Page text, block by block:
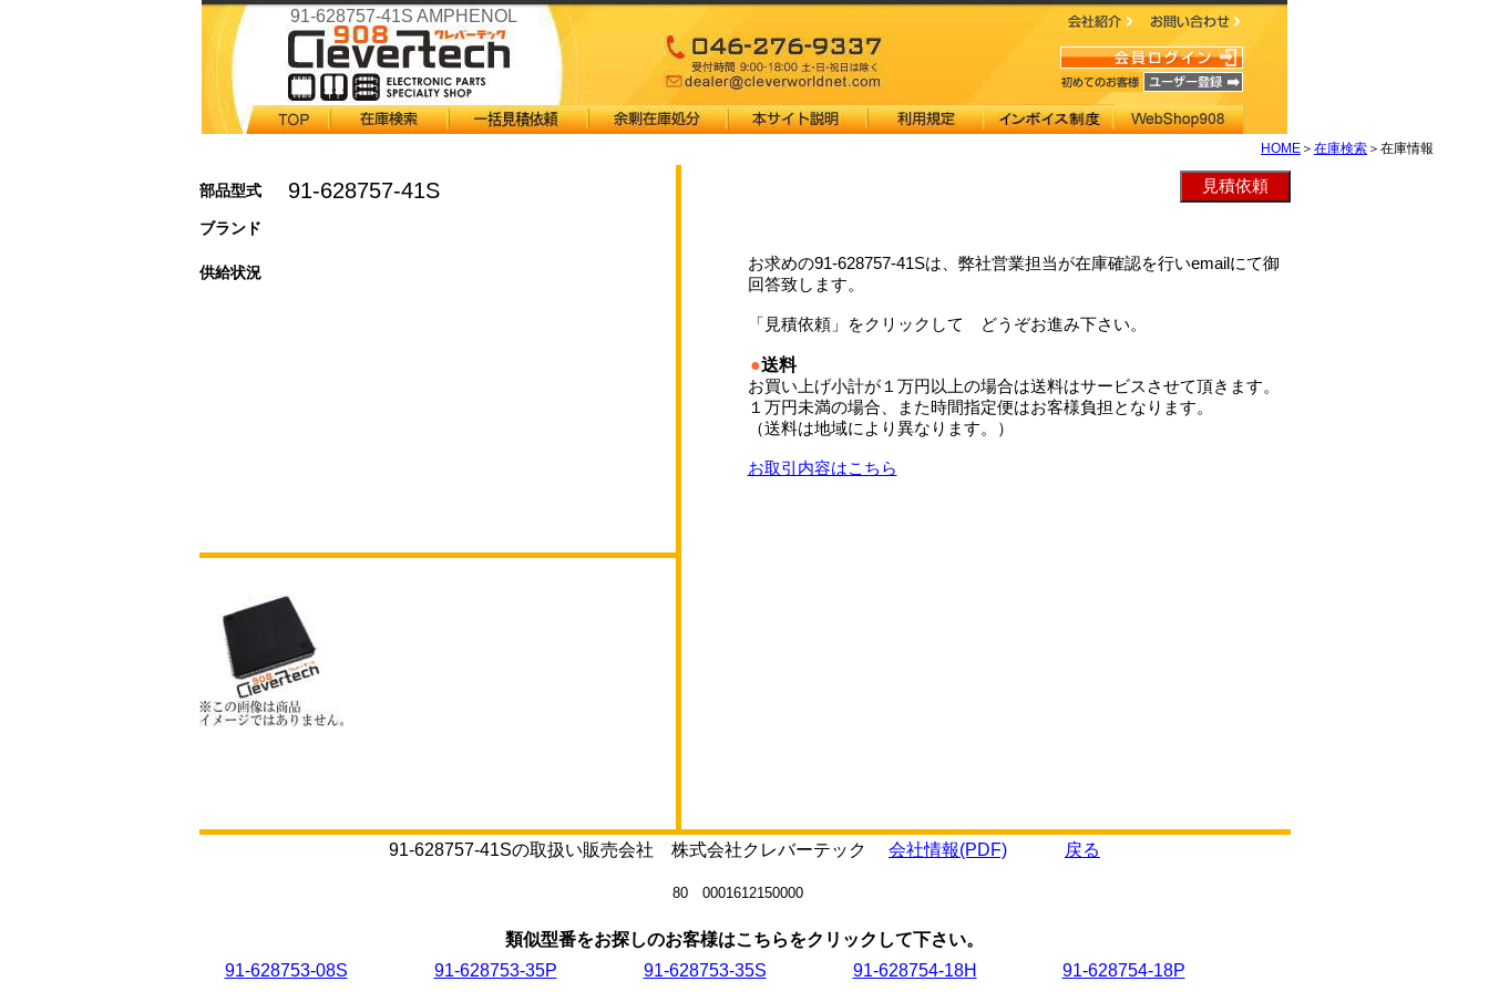
91-628757-41S AMPHENOL
HOME ＞ 在庫検索 ＞在庫情報
部品型式 91-628757-41S
ブランド
供給状況
お求めの91-628757-41Sは、弊社営業担当が在庫確認を行いemailにて御
回答致します。
「見積依頼」をクリックして どうぞお進み下さい。
●送料
お買い上げ小計が１万円以上の場合は送料はサービスさせて頂きます。
１万円未満の場合、また時間指定便はお客様負担となります。
（送料は地域により異なります。）
お取引内容はこちら
91-628757-41Sの取扱い販売会社 株式会社クレバーテック 会社情報(PDF) 戻る
80 0001612150000
類似型番をお探しのお客様はこちらをクリックして下さい。
91-628753-08S
91-628753-35P 91-628753-35S 91-628754-18H 91-628754-18P